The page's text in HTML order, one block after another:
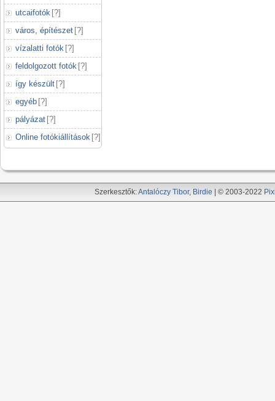
utcaifotók [?]
város, építészet [?]
vízalatti fotók [?]
feldolgozott fotók [?]
így készült [?]
egyéb [?]
pályázat [?]
Online fotókiállítások [?]
Szerkesztők:Antalóczy Tibor, Birdie | © 2003-2022